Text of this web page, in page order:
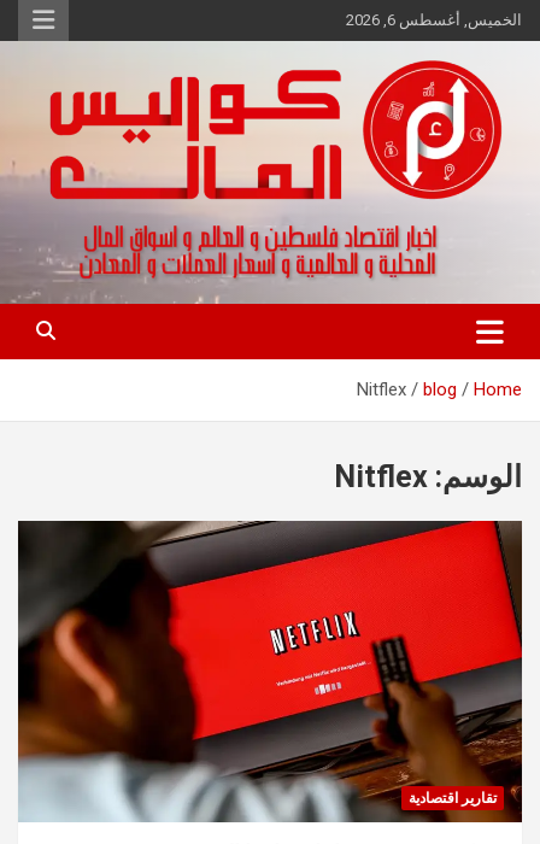
Skip
to
الخميس, أغسطس 6, 2026
كواليس المال
اخبار اقتصاد فلسطين و العالم و تقارير اسواق المال و العملات
Home
blog
Nitflex
الوسم: Nitflex
تقارير اقتصادية